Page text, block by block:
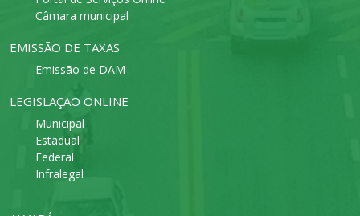
Câmara municipal
EMISSÃO DE TAXAS
Emissão de DAM
LEGISLAÇÃO ONLINE
Municipal
Estadual
Federal
Infralegal